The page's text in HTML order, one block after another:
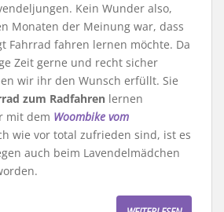
Kein Wunder also,
Monaten der Meinung war, dass
Fahrrad fahren lernen möchte. Da
Zeit gerne und recht sicher
wir ihr den Wunsch erfüllt. Sie
zum Radfahren lernen
mit dem Woombike vom
wie vor total zufrieden sind, ist es
auch beim Lavendelmädchen